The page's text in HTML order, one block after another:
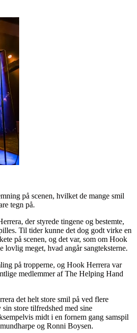
på scenen, hvilket de mange smil
tegn på.
der styrede tingene og bestemte,
Til tider kunne det dog godt virke en
på scenen, og det var, som om Hook
lovlig meget, hvad angår sangteksterne.
på tropperne, og Hook Herrera var
medlemmer af The Helping Hand
det helt store smil på ved flere
store tilfredshed med sine
midt i en fornem gang samspil
og Ronni Boysen.